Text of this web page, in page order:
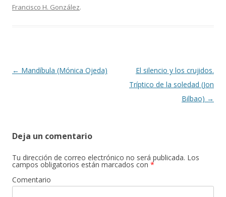
Francisco H. González.
Navegación de entradas
← Mandíbula (Mónica Ojeda)
El silencio y los crujidos.
Tríptico de la soledad (Jon
Bilbao) →
Deja un comentario
Tu dirección de correo electrónico no será publicada. Los
campos obligatorios están marcados con *
Comentario